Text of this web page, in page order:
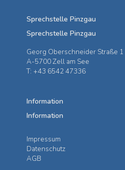
Sprechstelle Pinzgau
Sprechstelle Pinzgau
Georg Oberschneider Straße 1
A-5700 Zell am See
T: +43 6542 47336
Information
Information
Impressum
Datenschutz
AGB